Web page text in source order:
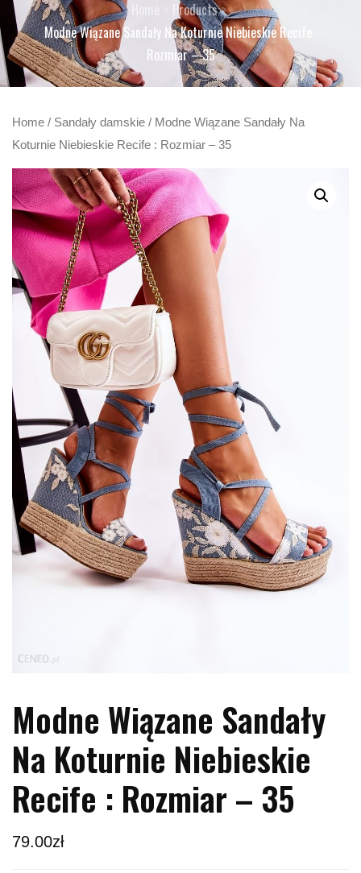
Products
Modne Wiązane Sandały Na Koturnie Niebieskie Recife :
Rozmiar – 35
Home / Sandały damskie / Modne Wiązane Sandały Na
Koturnie Niebieskie Recife : Rozmiar – 35
Modne Wiązane Sandały
Na Koturnie Niebieskie
Recife : Rozmiar – 35
79.00zł